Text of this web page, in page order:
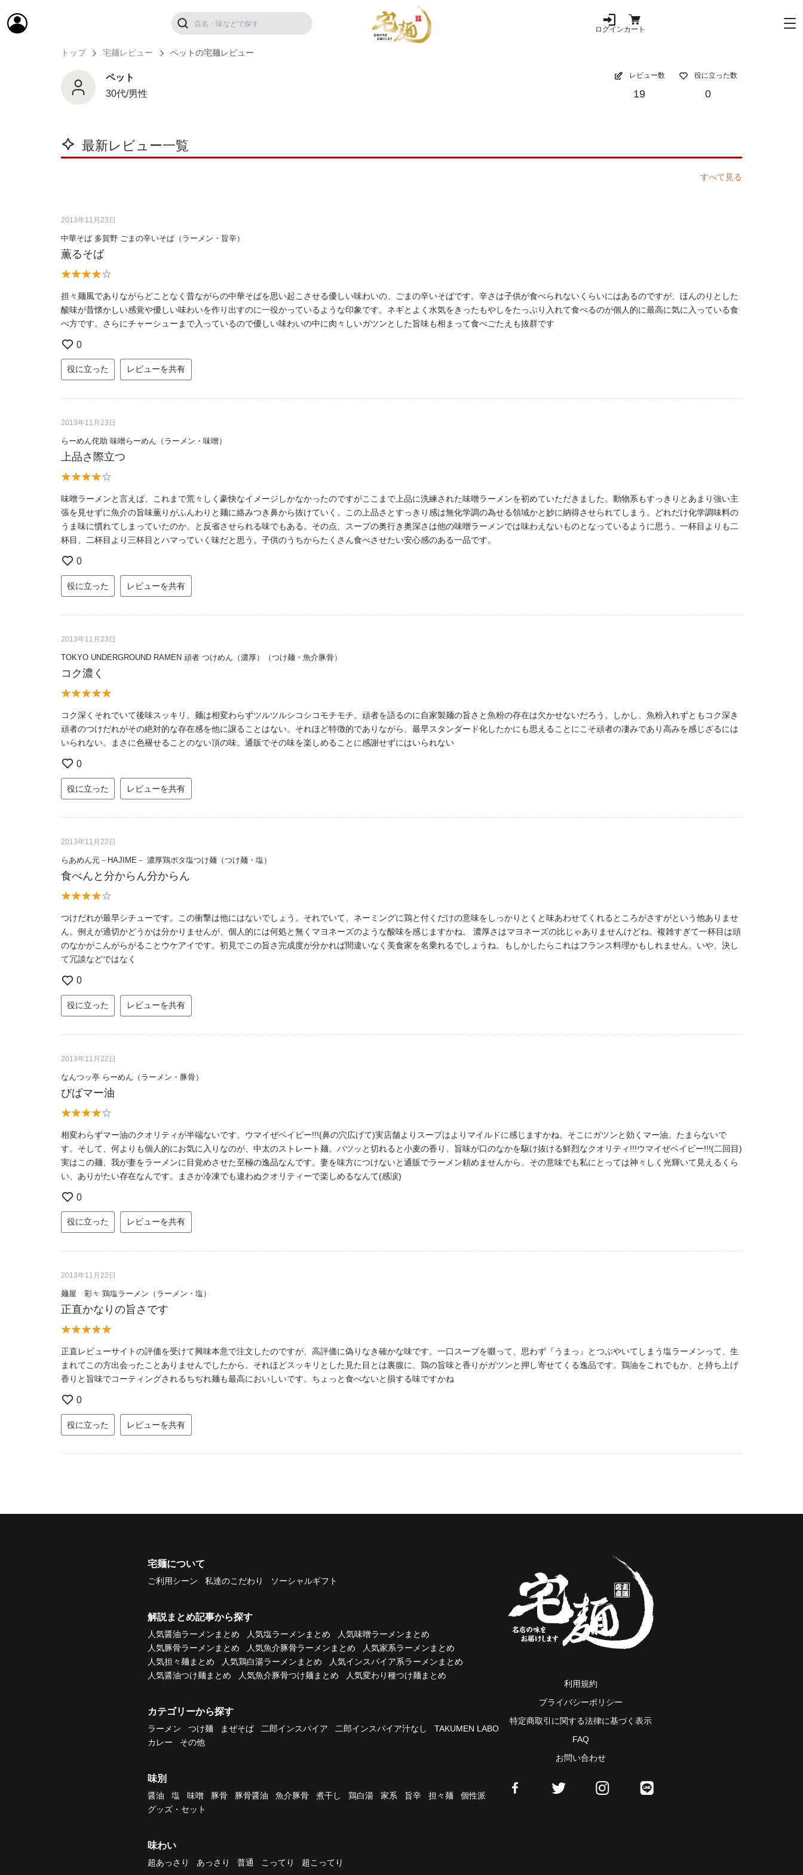
ログインカート
トップ 宅麺レビュー ペットの宅麺レビュー
ペット
30代/男性
レビュー数
19
役に立った数
0
最新レビュー一覧
すべて見る
2013年11月23日
中華そば 多賀野 ごまの辛いそば（ラーメン・旨辛）
薫るそば
担々麺風でありながらどことなく昔ながらの中華そばを思い起こさせる優しい味わいの、ごまの辛いそばです。辛さは子供が食べられないくらいにはあるのですが、ほんのりとした
酸味が昔懐かしい感覚や優しい味わいを作り出すのに一役かっているような印象です。ネギとよく水気をきったもやしをたっぷり入れて食べるのが個人的に最高に気に入っている食
べ方です。さらにチャーシューまで入っているので優しい味わいの中に肉々しいガツンとした旨味も相まって食べごたえも抜群です
0
役に立った レビューを共有
2013年11月23日
らーめん侘助 味噌らーめん（ラーメン・味噌）
上品さ際立つ
味噌ラーメンと言えば、これまで荒々しく豪快なイメージしかなかったのですがここまで上品に洗練された味噌ラーメンを初めていただきました。動物系もすっきりとあまり強い主
張を見せずに魚介の旨味薫りがふんわりと麺に絡みつき鼻から抜けていく。この上品さとすっきり感は無化学調の為せる領域かと妙に納得させられてしまう。どれだけ化学調味料の
うま味に慣れてしまっていたのか、と反省させられる味でもある。その点、スープの奥行き奥深さは他の味噌ラーメンでは味わえないものとなっているように思う。一杯目よりも二
杯目、二杯目より三杯目とハマっていく味だと思う。子供のうちからたくさん食べさせたい安心感のある一品です。
0
役に立った レビューを共有
2013年11月23日
TOKYO UNDERGROUND RAMEN 頑者 つけめん（濃厚）（つけ麺・魚介豚骨）
コク濃く
コク深くそれでいて後味スッキリ。麺は相変わらずツルツルシコシコモチモチ。頑者を語るのに自家製麺の旨さと魚粉の存在は欠かせないだろう。しかし、魚粉入れずともコク深き
頑者のつけだれがその絶対的な存在感を他に譲ることはない。それほど特徴的でありながら、最早スタンダード化したかにも思えることにこそ頑者の凄みであり高みを感じざるには
いられない。まさに色褪せることのない頂の味。通販でその味を楽しめることに感謝せずにはいられない
0
役に立った レビューを共有
2013年11月22日
らあめん元－HAJIME－ 濃厚鶏ポタ塩つけ麺（つけ麺・塩）
食べんと分からん分からん
つけだれが最早シチューです。この衝撃は他にはないでしょう。それでいて、ネーミングに鶏と付くだけの意味をしっかりとくと味あわせてくれるところがさすがという他ありませ
ん。例えが適切かどうかは分かりませんが、個人的には何処と無くマヨネーズのような酸味を感じますかね。 濃厚さはマヨネーズの比じゃありませんけどね。複雑すぎて一杯目は頭
のなかがこんがらがることウケアイです。初見でこの旨さ完成度が分かれば間違いなく美食家を名乗れるでしょうね。もしかしたらこれはフランス料理かもしれません。いや、決し
て冗談などではなく
0
役に立った レビューを共有
2013年11月22日
なんつッ亭 らーめん（ラーメン・豚骨）
びばマー油
相変わらずマー油のクオリティが半端ないです。ウマイぜベイビー!!!(鼻の穴広げて)実店舗よりスープはよりマイルドに感じますかね。そこにガツンと効くマー油。たまらないで
す。そして、何よりも個人的にお気に入りなのが、中太のストレート麺。パツッと切れると小麦の香り、旨味が口のなかを駆け抜ける鮮烈なクオリティ!!!ウマイぜベイビー!!!(二回目)
実はこの麺、我が妻をラーメンに目覚めさせた至極の逸品なんです。妻を味方につけないと通販でラーメン頼めませんから、その意味でも私にとっては神々しく光輝いて見えるくら
い、ありがたい存在なんです。まさか冷凍でも違わぬクオリティーで楽しめるなんて(感涙)
0
役に立った レビューを共有
2013年11月22日
麺屋 彩々 鶏塩ラーメン（ラーメン・塩）
正直かなりの旨さです
正直レビューサイトの評価を受けて興味本意で注文したのですが、高評価に偽りなき確かな味です。一口スープを啜って、思わず『うまっ』とつぶやいてしまう塩ラーメンって、生
まれてこの方出会ったことありませんでしたから。それほどスッキリとした見た目とは裏腹に、鶏の旨味と香りがガツンと押し寄せてくる逸品です。鶏油をこれでもか、と持ち上げ
香りと旨味でコーティングされるちぢれ麺も最高においしいです。ちょっと食べないと損する味ですかね
0
役に立った レビューを共有
宅麺について
ご利用シーン 私達のこだわり ソーシャルギフト
解説まとめ記事から探す
人気醤油ラーメンまとめ 人気塩ラーメンまとめ
人気味噌ラーメンまとめ
人気豚骨ラーメンまとめ
人気魚介豚骨ラーメンまとめ
人気家系ラーメンまとめ
人気担々麺まとめ
人気鶏白湯ラーメンまとめ
人気インスパイア系ラーメンまとめ
人気醤油つけ麺まとめ
人気魚介豚骨つけ麺まとめ 人気変わり種つけ麺まとめ
カテゴリーから探す
ラーメン つけ麺 まぜそば 二郎インスパイア 二郎インスパイア汁なし
TAKUMEN LABO
カレー
その他
味別
醤油 塩 味噌 豚骨 豚骨醤油 魚介豚骨 煮干し 鶏白湯 家系 旨辛 担々麺
個性派
グッズ・セット
味わい
超あっさり あっさり 普通 こってり 超こってり
利用規約
プライバシーポリシー
特定商取引に関する法律に基づく表示
FAQ
お問い合わせ